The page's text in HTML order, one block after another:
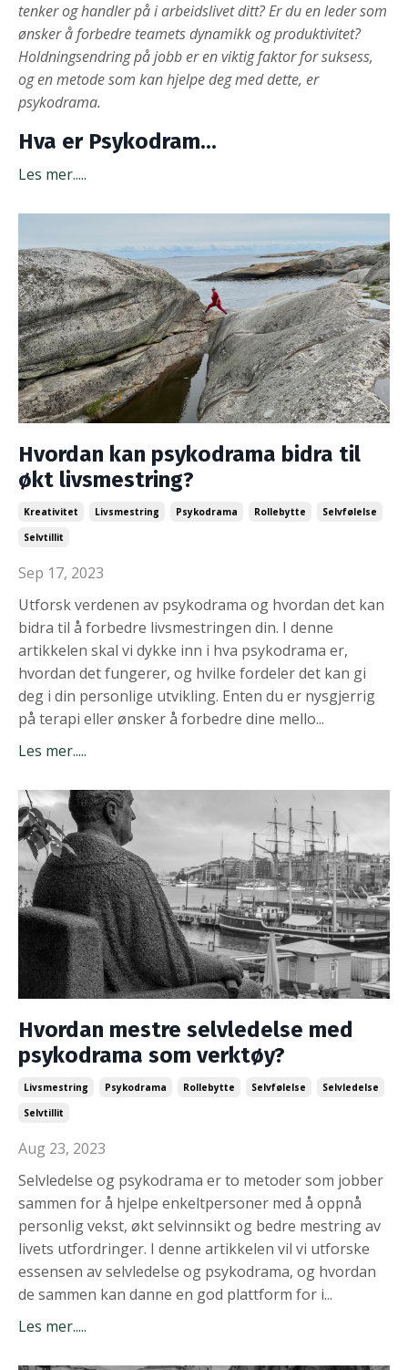
tenker og handler på i arbeidslivet ditt? Er du en leder som
ønsker å forbedre teamets dynamikk og produktivitet?
Holdningsendring på jobb er en viktig faktor for suksess,
og en metode som kan hjelpe deg med dette, er
psykodrama.
Hva er Psykodram...
Les mer.....
Hvordan kan psykodrama bidra til
økt livsmestring?
Kreativitet Livsmestring Psykodrama Rollebytte
Selvfølelse
Selvtillit
Sep 17, 2023
Utforsk verdenen av psykodrama og hvordan det kan
bidra til å forbedre livsmestringen din. I denne
artikkelen skal vi dykke inn i hva psykodrama er,
hvordan det fungerer, og hvilke fordeler det kan gi
deg i din personlige utvikling. Enten du er nysgjerrig
på terapi eller ønsker å forbedre dine mello...
Les mer.....
Hvordan mestre selvledelse med
psykodrama som verktøy?
Livsmestring Psykodrama Rollebytte Selvfølelse
Selvledelse
Selvtillit
Aug 23, 2023
Selvledelse og psykodrama er to metoder som jobber
sammen for å hjelpe enkeltpersoner med å oppnå
personlig vekst, økt selvinnsikt og bedre mestring av
livets utfordringer. I denne artikkelen vil vi utforske
essensen av selvledelse og psykodrama, og hvordan
de sammen kan danne en god plattform for i...
Les mer.....